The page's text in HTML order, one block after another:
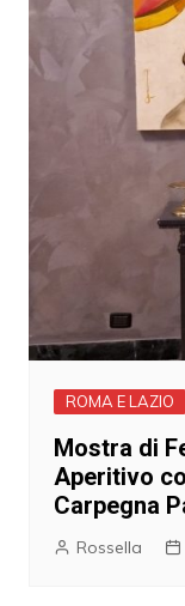
ROMA E LAZIO
Mostra di
Aperitivo
Carpegna
Rossella